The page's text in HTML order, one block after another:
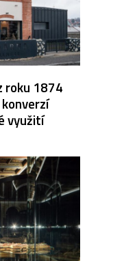
roku 1874
využití